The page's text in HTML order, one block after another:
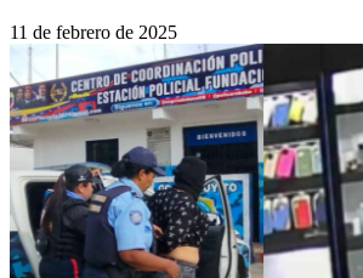
11 de febrero de 2025